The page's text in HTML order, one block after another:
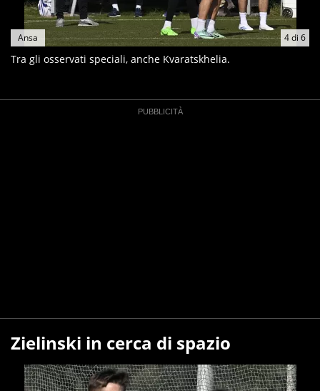
4di 6
Ansa
Tra gli osservati speciali, anche Kvaratskhelia.
Zielinski in cerca di spazio